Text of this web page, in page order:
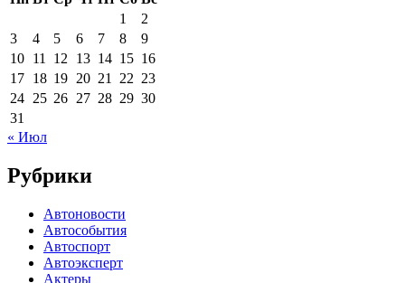
1
2
3
4 5 6 7 8
9
10 11 12 13 14 15 16
17 18 19 20 21 22 23
24 25 26 27 28 29 30
31
« Июл
Рубрики
Автоновости
Автособытия
Автоспорт
Автоэксперт
Актеры